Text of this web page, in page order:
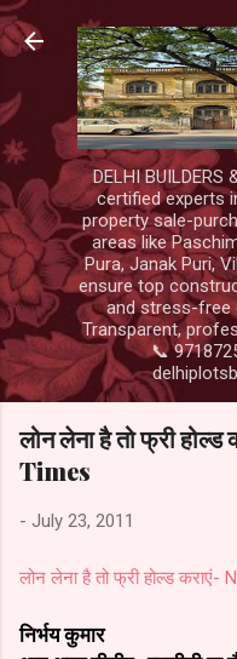
Skip
DELHI BUILDERS
certified experts
property sale-
areas like
Pura, Janak Puri,
ensure top
and stress-free
Transparent,
📞
लोन लेना है तो फ्री
Times
- July 23, 2011
लोन लेना है तो फ्री होल्ड
निर्भय कुमार